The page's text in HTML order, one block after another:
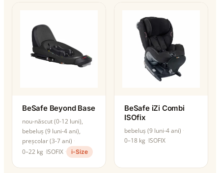
BeSafe Beyond Base
nou-născut (0-12 luni),
bebeluș (9 luni-4 ani),
preșcolar (3-7 ani)
0–22 kg ISOFIX i-Size
BeSafe iZi Combi
ISOfix
bebeluș (9 luni-4 ani)
0–18 kg ISOFIX